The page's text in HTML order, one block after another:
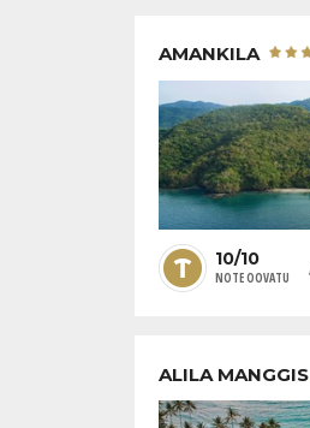
AMANKILA
10/10
NOTE OOVATU
ALILA MANGGIS